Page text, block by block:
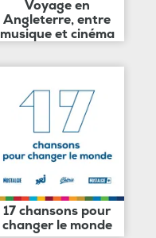
Voyage en
Angleterre, entre
musique et cinéma
17 chansons pour
changer le monde